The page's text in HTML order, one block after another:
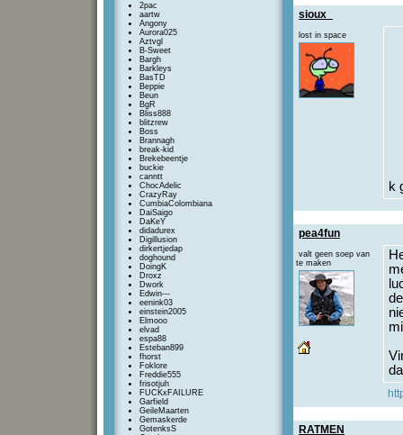
2pac
aartw
Angony
Aurora025
Aztvgl
B-Sweet
Bargh
Barkleys
BasTD
Beppie
Beun
BgR
Bliss888
blitzrew
Boss
Brannagh
break-kid
Brekebeentje
buckie
canntt
ChocAdelic
CrazyRay
CumbiaColombiana
DaiSaigo
DaKeY
didadurex
Digillusion
dirkertjedap
doghound
DoingK
Droxz
Dwork
Edwin---
eenink03
einstein2005
Elmooo
elvad
espa88
Esteban899
fhorst
Foklore
Freddie555
frisotjuh
FUCKxFAILURE
Garfield
GeileMaarten
Gemaskerde
GotenksS
sioux_
lost in space
k
pea4fun
valt geen soep van
te maken
RATMEN